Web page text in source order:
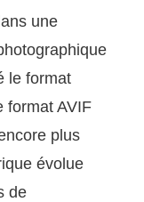
une
le format
format AVIF
plus
évolue
de